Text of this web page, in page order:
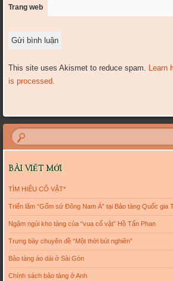
Trang web
This site uses Akismet to reduce spam. Learn
is processed.
BÀI VIẾT MỚI
TÌM HIỂU CỔ VẬT*
Triển lãm “Gốm sứ Đông Nam Á” tại Bảo tàng Quốc gia
Ngậm ngùi kho tàng của “vua cổ vật” Hồ Tấn Phan
Trưng bày chuyên đề “Một thời bút nghiên”
Bảo tàng áo dài ở Sài Gòn
Chính sách bảo tàng ở Anh